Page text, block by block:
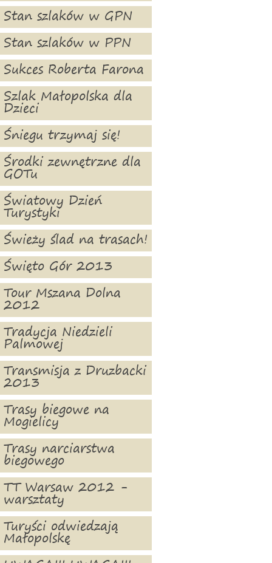
Stan szlaków w GPN
Stan szlaków w PPN
Sukces Roberta Farona
Szlak Małopolska dla
Dzieci
Śniegu trzymaj się!
Środki zewnętrzne dla
GOTu
Światowy Dzień
Turystyki
Świeży ślad na trasach!
Święto Gór 2013
Tour Mszana Dolna
2012
Tradycja Niedzieli
Palmowej
Transmisja z Druzbacki
2013
Trasy biegowe na
Mogielicy
Trasy narciarstwa
biegowego
TT Warsaw 2012 -
warsztaty
Turyści odwiedzają
Małopolskę